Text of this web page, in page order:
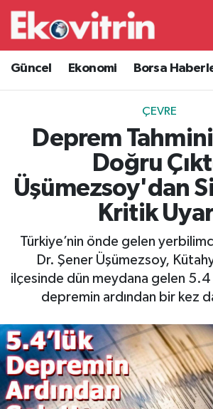
Güncel Ekonomi Borsa
ÇEVRE
Deprem
Doğru
Üşümezsoy'dan
Kritik
Türkiye’nin önde gelen
Dr. Şener Üşümezsoy,
ilçesinde dün meydana gelen
depremin ardından bir kez
Güncel
Ekonomi
Borsa Haberleri
Lojistik
Otovitrin
Asayiş
Magazin
Gayrimenkul
Spor
Hava Durumu
Trafik Durumu
Süper Lig Puan Durumu ve
Tüm Manşetler
Son Dakika Haberleri
Haber Arşivi